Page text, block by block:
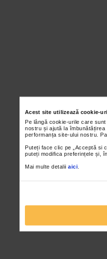
Acest site utilizează cookie-uri
Pe lângă cookie-urile care
nostru și ajută la
performanța site-ului nostru.
Puteți face clic pe „Acceptă si
puteți modifica preferințele și,
Mai multe detalii aici